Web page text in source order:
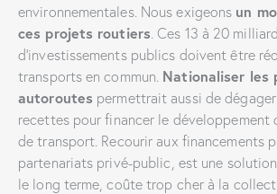
environnementales. Nous exigeons un
ces projets routiers . Ces 13 à 20
d’investissements publics doivent être
transports en commun. Nationaliser les
autoroutes permettrait aussi de
recettes pour financer le développement
de transport. Recourir aux financements
partenariats privé-public, est une
le long terme, coûte trop cher à la